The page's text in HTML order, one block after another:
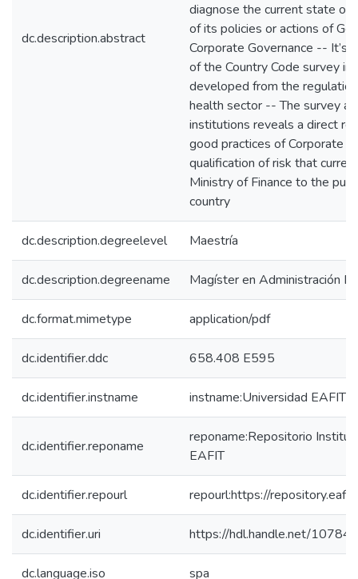
dc.description.abstract
diagnose the current state of
of its policies or actions of
Corporate Governance -- It’s
of the Country Code survey
developed from the
health sector -- The survey
institutions reveals a direct
good practices of Corporate
qualification of risk that
Ministry of Finance to the
country
dc.description.degreelevel Maestría
dc.description.degreename Magíster en Administración
dc.format.mimetype application/pdf
dc.identifier.ddc 658.408 E595
dc.identifier.instname instname:Universidad EAFIT
dc.identifier.reponame
reponame:Repositorio
EAFIT
dc.identifier.repourl repourl:https://
dc.identifier.uri https://hdl.handle.net/
dc.language.iso spa